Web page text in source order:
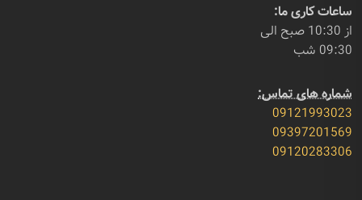
ساعات کاری ما:
از 10:30 صبح الی
09:30 شب
شماره های تماس:
09121993023
09397201569
09120283306